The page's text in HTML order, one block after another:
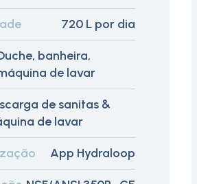
720 L por dia
banheira,
de lavar
de sanitas &
de lavar
App Hydraloop